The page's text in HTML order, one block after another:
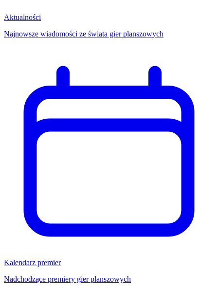
Aktualności
Najnowsze wiadomości ze świata gier planszowych
Kalendarz premier
Nadchodzące premiery gier planszowych